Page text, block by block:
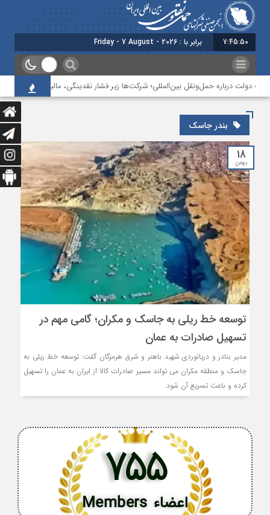
7:45:50 برابر با : Friday - 7 August - 2026
دولت درباره حمل‌ونقل بین‌المللی؛ شرکت‌ها زیر فشار نقدینگی، مالیات و افت عملیات
بندر جاسک
۱۸
بهمن
توسعه خط ریلی به جاسک و مکران؛ گامی مهم در
تسهیل صادرات به عمان
مدیر بنادر و دریانوردی شهید باهنر و شرق هرمزگان گفت: توسعه خط ریلی به
جاسک و منطقه مکران می تواند مسیر صادرات کالا از ایران به عمان را تسهیل
کرده و باعث تسریع آن شود.
اعضاء Members
755